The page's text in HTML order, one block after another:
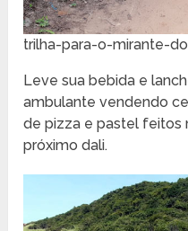
trilha-para-o-mirante-
Leve sua bebida e
ambulante vendendo
de pizza e pastel feitos
próximo dali.